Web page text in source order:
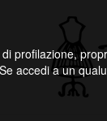
profilazione,
accedi a un